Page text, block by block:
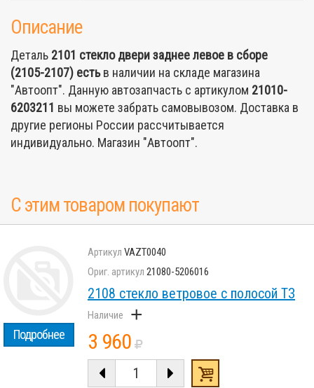
Описание
Деталь 2101 стекло двери заднее левое в сборе
(2105-2107) естьв наличии на складе магазина
"Автоопт". Данную автозапчасть с артикулом 21010-
6203211 вы можете забрать самовывозом. Доставка в
другие регионы России рассчитывается
индивидуально. Магазин "Автоопт".
С этим товаром покупают
Подробнее
VAZT0040
21080-5206016
2108 стекло ветровое с полосой ТЗ
+
3 960